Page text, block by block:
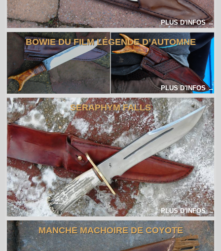
PLUS D'INFOS →
BOWIE DU FILM LÉGENDE D’AUTOMNE
PLUS D'INFOS →
SERAPHYM FALLS
PLUS D'INFOS →
MANCHE MACHOIRE DE COYOTE